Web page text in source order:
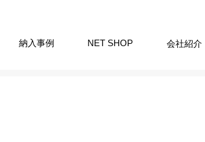
納入事例 NET SHOP 会社紹介